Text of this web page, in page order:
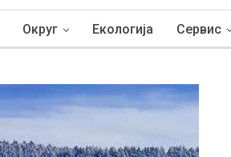
Округ Екологија Сервис